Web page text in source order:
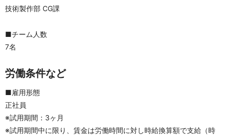
技術製作部 CG課
■チーム人数
7名
労働条件など
■雇用形態
正社員
※試用期間：3ヶ月
※試用期間中に限り、賃金は労働時間に対し時給換算額で支給（時